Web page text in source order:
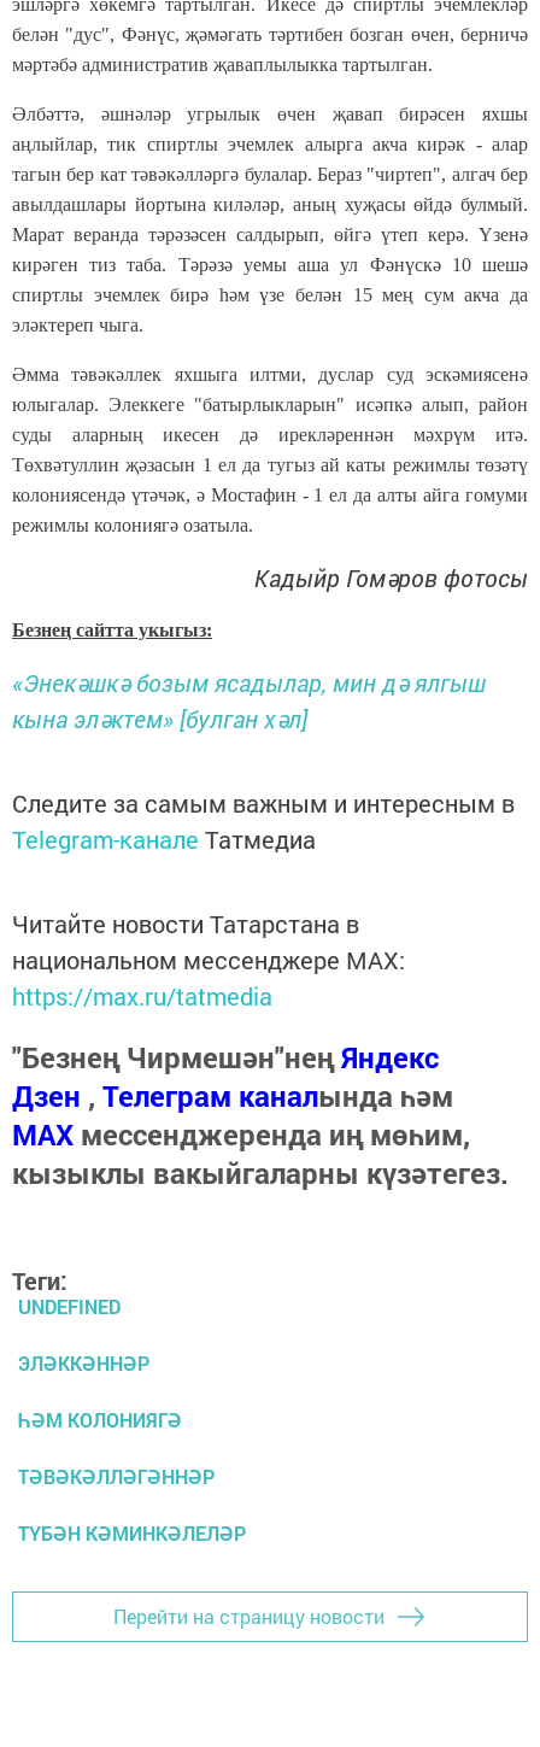
эшләргә хөкемгә тартылган. Икесе дә спиртлы эчемлекләр
белән "дус", Фәнүс, җәмәгать тәртибен бозган өчен, берничә
мәртәбә административ җаваплылыкка тартылган.
Әлбәттә, әшнәләр угрылык өчен җавап бирәсен яхшы
аңлыйлар, тик спиртлы эчемлек алырга акча кирәк - алар
тагын бер кат тәвәкәлләргә булалар. Бераз "чиртеп", алгач бер
авылдашлары йортына киләләр, аның хуҗасы өйдә булмый.
Марат веранда тәрәзәсен салдырып, өйгә үтеп керә. Үзенә
кирәген тиз таба. Тәрәзә уемы аша ул Фәнүскә 10 шешә
спиртлы эчемлек бирә һәм үзе белән 15 мең сум акча да
эләктереп чыга.
Әмма тәвәкәллек яхшыга илтми, дуслар суд эскәмиясенә
юлыгалар. Элеккеге "батырлыкларын" исәпкә алып, район
суды аларның икесен дә ирекләреннән мәхрүм итә.
Төхвәтуллин җәзасын 1 ел да тугыз ай каты режимлы төзәтү
колониясендә үтәчәк, ә Мостафин - 1 ел да алты айга гомуми
режимлы колониягә озатыла.
Кадыйр Гомәров фотосы
Безнең сайтта укыгыз:
«Энекәшкә бозым ясадылар, мин дә ялгыш
кына эләктем» [булган хәл]
Следите за самым важным и интересным в
Telegram-канале Татмедиа
Читайте новости Татарстана в
национальном мессенджере MАХ:
https://max.ru/tatmedia
"Безнең Чирмешән"неңЯндекс
Дзен , Телеграм каналында һәм
МАХ мессенджеренда иң мөһим,
кызыклы вакыйгаларны күзәтегез.
Теги:
UNDEFINED
ЭЛӘККӘННӘР
ҺӘМ КОЛОНИЯГӘ
ТӘВӘКӘЛЛӘГӘННӘР
ТҮБӘН КӘМИНКӘЛЕЛӘР
Перейти на страницу новости